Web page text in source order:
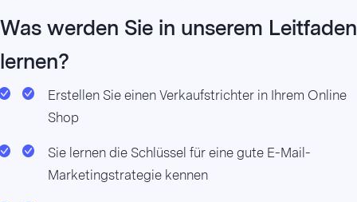
Was werden Sie in unserem Leitfaden
lernen?
Erstellen Sie einen Verkaufstrichter in Ihrem Online
Shop
Sie lernen die Schlüssel für eine gute E-Mail-
Marketingstrategie kennen